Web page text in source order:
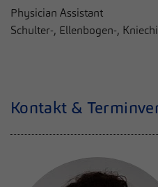
Physician Assistant
Schulter-, Ellenbogen-,
Kontakt &